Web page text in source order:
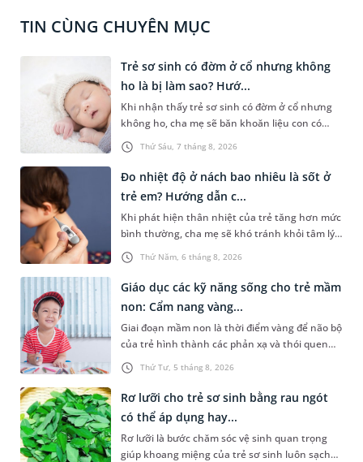
TIN CÙNG CHUYÊN MỤC
Thứ Sáu, 7 tháng 8, 2026
Trẻ sơ sinh có đờm ở cổ nhưng không
ho là bị làm sao? Hướ...
Khi nhận thấy trẻ sơ sinh có đờm ở cổ nhưng
không ho, cha mẹ sẽ băn khoăn liệu con có
đang mắc bệnh đường hô hấp hay không.
Những chia sẻ dưới đây sẽ giúp cha mẹ hiểu
thêm về nguyên nhân gây nên tình trạng này
và cách xử trí an toàn để giúp bé dễ chịu, tránh
gặp phải vấn đề nguy hại cho sức khỏe.
Thứ Năm, 6 tháng 8, 2026
Đo nhiệt độ ở nách bao nhiêu là sốt ở
trẻ em? Hướng dẫn c...
Khi phát hiện thân nhiệt của trẻ tăng hơn mức
bình thường, cha mẹ sẽ khó tránh khỏi tâm lý
lo lắng. Tuy nhiên, không phải ai cũng biết đo
nhiệt độ ở nách bao nhiêu là sốt ở trẻ em và
cách chăm sóc trẻ sốt sao cho an toàn. Những
chia sẻ dưới đây sẽ cùng cha mẹ tìm hiểu vấn
đề này để giúp bé nhanh hồi phục và phòng
ngừa nguy cơ xảy ra biến chứng.
Thứ Tư, 5 tháng 8, 2026
Giáo dục các kỹ năng sống cho trẻ mầm
non: Cẩm nang vàng...
Giai đoạn mầm non là thời điểm vàng để não bộ
của trẻ hình thành các phản xạ và thói quen
hành vi nền tảng. Việc trang bị sớm các kỹ
năng sống cho trẻ mầm non không chỉ giúp
con vững vàng tự lập từ nhỏ mà còn là chiếc
khiên bảo vệ con an toàn khi bắt đầu bước ra
khám phá thế giới xung quanh.
Rơ lưỡi cho trẻ sơ sinh bằng rau ngót
có thể áp dụng hay...
Rơ lưỡi là bước chăm sóc vệ sinh quan trọng
giúp khoang miệng của trẻ sơ sinh luôn sạch